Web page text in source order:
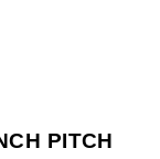
PITCH